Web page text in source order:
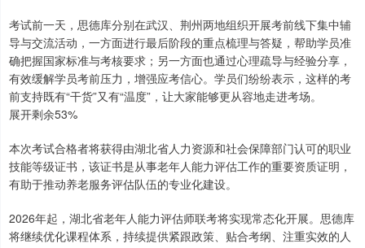
考试前一天，思德库分别在武汉、荆州两地组织开展考前线下集中辅
导与交流活动，一方面进行最后阶段的重点梳理与答疑，帮助学员准
确把握国家标准与考核要求；另一方面也通过心理疏导与经验分享，
有效缓解学员考前压力，增强应考信心。学员们纷纷表示，这样的考
前支持既有“干货”又有“温度”，让大家能够更从容地走进考场。
展开剩余53%
本次考试合格者将获得由湖北省人力资源和社会保障部门认可的职业
技能等级证书，该证书是从事老年人能力评估工作的重要资质证明，
有助于推动养老服务评估队伍的专业化建设。
2026年起，湖北省老年人能力评估师联考将实现常态化开展。思德库
将继续优化课程体系，持续提供紧跟政策、贴合考纲、注重实效的人